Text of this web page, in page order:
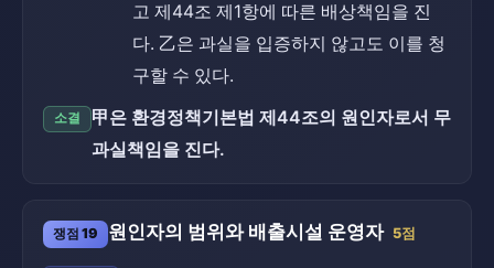
고 제44조 제1항에 따른 배상책임을 진
다. 乙은 과실을 입증하지 않고도 이를 청
구할 수 있다.
소결
甲은 환경정책기본법 제44조의 원인자로서 무
과실책임을 진다.
쟁점 19 원인자의 범위와 배출시설 운영자 5점